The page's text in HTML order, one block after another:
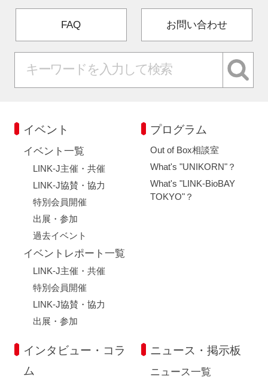
FAQ お問い合わせ
イベント
イベント一覧
LINK-J主催・共催
LINK-J協賛・協力
特別会員開催
出展・参加
過去イベント
イベントレポート一覧
LINK-J主催・共催
特別会員開催
LINK-J協賛・協力
出展・参加
プログラム
Out of Box相談室
What's "UNIKORN"？
What's "LINK-BioBAY
TOKYO"？
インタビュー・コラ
ム
ニュース・掲示板
ニュース一覧